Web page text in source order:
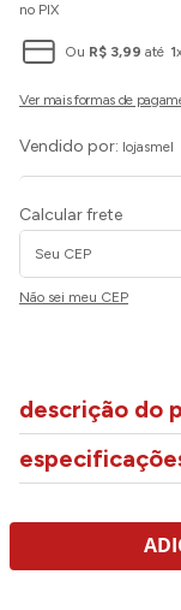
no PIX
Ou R$ 3,99 até 1x
Vendido por: lojasmel
Calcular frete
Não sei meu CEP
descrição do